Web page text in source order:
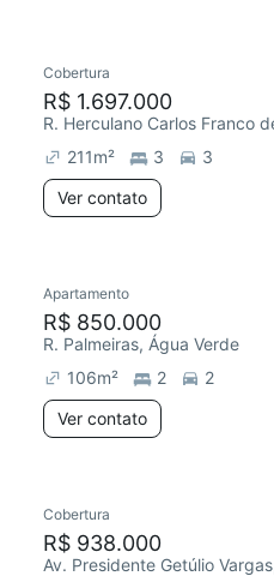
Redecorar
Cobertura
R$ 1.697.000
R. Herculano Carlos Franco
211m² 3
3
Ver contato
Redecorar
Apartamento
R$ 850.000
R. Palmeiras, Água Verde
106m² 2
2
Ver contato
Cobertura
R$ 938.000
Av. Presidente Getúlio